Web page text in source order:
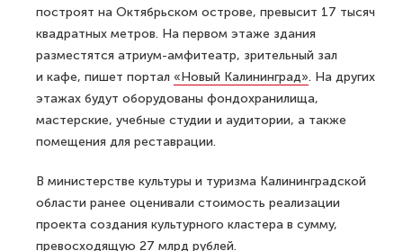
построят на Октябрьском острове, превысит 17 тысяч
квадратных метров. На первом этаже здания
разместятся атриум-амфитеатр, зрительный зал
и кафе, пишет портал «Новый Калининград». На других
этажах будут оборудованы фондохранилища,
мастерские, учебные студии и аудитории, а также
помещения для реставрации.
В министерстве культуры и туризма Калининградской
области ранее оценивали стоимость реализации
проекта создания культурного кластера в сумму,
превосходящую 27 млрд рублей.